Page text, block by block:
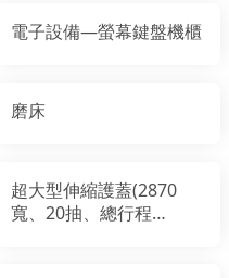
電子設備—螢幕鍵盤機櫃
磨床
超大型伸縮護蓋(2870
寬、20抽、總行程